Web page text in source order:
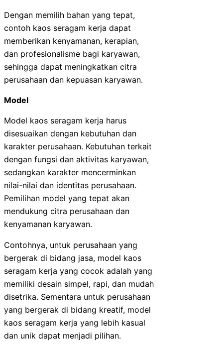
Dengan memilih bahan yang tepat,
contoh kaos seragam kerja dapat
memberikan kenyamanan, kerapian,
dan profesionalisme bagi karyawan,
sehingga dapat meningkatkan citra
perusahaan dan kepuasan karyawan.
Model
Model kaos seragam kerja harus
disesuaikan dengan kebutuhan dan
karakter perusahaan. Kebutuhan terkait
dengan fungsi dan aktivitas karyawan,
sedangkan karakter mencerminkan
nilai-nilai dan identitas perusahaan.
Pemilihan model yang tepat akan
mendukung citra perusahaan dan
kenyamanan karyawan.
Contohnya, untuk perusahaan yang
bergerak di bidang jasa, model kaos
seragam kerja yang cocok adalah yang
memiliki desain simpel, rapi, dan mudah
disetrika. Sementara untuk perusahaan
yang bergerak di bidang kreatif, model
kaos seragam kerja yang lebih kasual
dan unik dapat menjadi pilihan.